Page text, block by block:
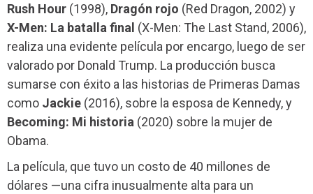
Rush Hour (1998), Dragón rojo (Red Dragon, 2002) y
X-Men: La batalla final (X-Men: The Last Stand, 2006),
realiza una evidente película por encargo, luego de ser
valorado por Donald Trump. La producción busca
sumarse con éxito a las historias de Primeras Damas
como Jackie (2016), sobre la esposa de Kennedy, y
Becoming: Mi historia (2020) sobre la mujer de
Obama.
La película, que tuvo un costo de 40 millones de
dólares —una cifra inusualmente alta para un